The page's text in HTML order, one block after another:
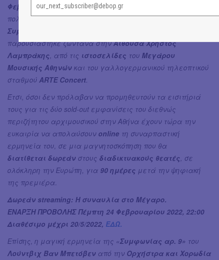
Φεβρουαρίου– ημέρα γενεθλίων του
πολυβραβευμένουΘεόδωρου Κουρεντζή– της «Ενάτης
Συμφωνίας
παρουσιάστηκε ζωντανά στηνΑίθουσα Χρήστος
Λαμπράκης, από τις ιστοσελίδες του Mεγάρου
Μουσικής Αθηνών και του γαλλογερμανικού τηλεοπτικού
σταθμού ARTE Concert.
Έτσι, όσοι δεν πρόλαβαν να προμηθευτούν τα εισιτήριά
τους για τις δύο sold-out εμφανίσεις του διεθνώς
περιζήτητου αρχιμουσικού στην Αθήνα έχουν τώρα την
ευκαιρία να απολαύσουν online τη συναρπαστική
ερμηνεία του, σε μια μαγνητοσκόπηση που θα
διατίθεται δωρεάν στους διαδικτυακούς θεατές, σε
ολόκληρη την Ευρώπη, για 90 ημέρες μετά την ψηφιακή
της πρεμιέρα.
Δωρεάν streaming: Η συναυλία στο Μέγαρο.
ΕΝΑΡΞΗ ΠΡΟΒΟΛΗΣ Πέμπτη 24 Φεβρουαρίου 2022, 22:00
Διαθέσιμο μέχρι 20/5/2022, ΕΔΩ.
Επίσης, η μαγική ερμηνεία της «Συμφωνίας αρ. 9» του
Λούντβιχ Βαν Μπετόβεν από την Ορχήστρα και Χορωδία